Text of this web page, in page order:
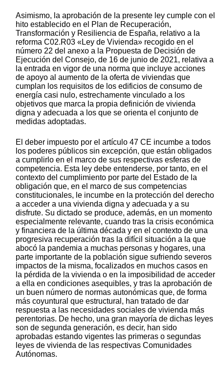
Asimismo, la aprobación de la presente ley cumple con el
hito establecido en el Plan de Recuperación,
Transformación y Resiliencia de España, relativo a la
reforma C02.R03 «Ley de Vivienda» recogido en el
número 22 del anexo a la Propuesta de Decisión de
Ejecución del Consejo, de 16 de junio de 2021, relativa a
la entrada en vigor de una norma que incluye acciones
de apoyo al aumento de la oferta de viviendas que
cumplan los requisitos de los edificios de consumo de
energía casi nulo, estrechamente vinculado a los
objetivos que marca la propia definición de vivienda
digna y adecuada a los que se orienta el conjunto de
medidas adoptadas.
El deber impuesto por el artículo 47 CE incumbe a todos
los poderes públicos sin excepción, que están obligados
a cumplirlo en el marco de sus respectivas esferas de
competencia. Esta ley debe entenderse, por tanto, en el
contexto del cumplimiento por parte del Estado de la
obligación que, en el marco de sus competencias
constitucionales, le incumbe en la protección del derecho
a acceder a una vivienda digna y adecuada y a su
disfrute. Su dictado se produce, además, en un momento
especialmente relevante, cuando tras la crisis económica
y financiera de la última década y en el contexto de una
progresiva recuperación tras la difícil situación a la que
abocó la pandemia a muchas personas y hogares, una
parte importante de la población sigue sufriendo severos
impactos de la misma, focalizados en muchos casos en
la pérdida de la vivienda o en la imposibilidad de acceder
a ella en condiciones asequibles, y tras la aprobación de
un buen número de normas autonómicas que, de forma
más coyuntural que estructural, han tratado de dar
respuesta a las necesidades sociales de vivienda más
perentorias. De hecho, una gran mayoría de dichas leyes
son de segunda generación, es decir, han sido
aprobadas estando vigentes las primeras o segundas
leyes de vivienda de las respectivas Comunidades
Autónomas.